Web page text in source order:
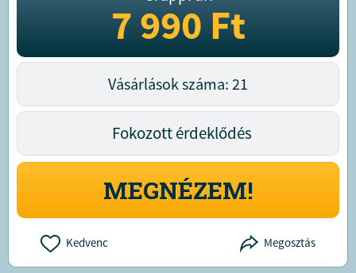
7 990Ft
Vásárlások száma: 21
Fokozott érdeklődés
MEGNÉZEM!
Kedvenc Megosztás